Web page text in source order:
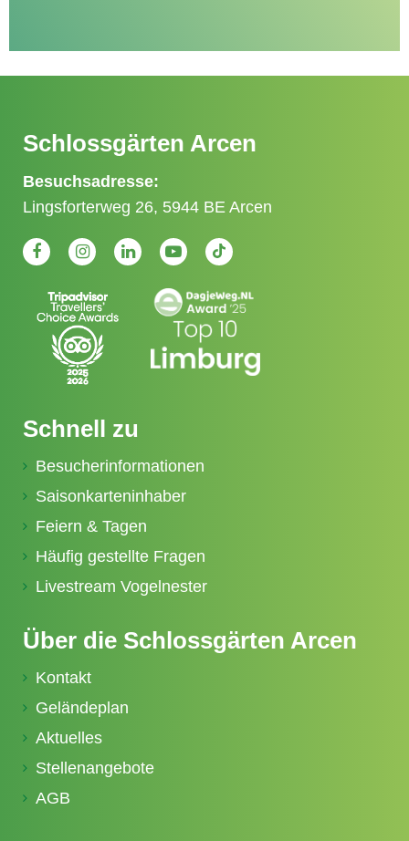
Schlossgärten Arcen
Besuchsadresse:
Lingsforterweg 26, 5944 BE Arcen
Schnell zu
Besucherinformationen
Saisonkarteninhaber
Feiern & Tagen
Häufig gestellte Fragen
Livestream Vogelnester
Über die Schlossgärten Arcen
Kontakt
Geländeplan
Aktuelles
Stellenangebote
AGB